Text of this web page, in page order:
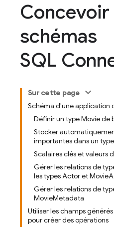
Concevoir
schémas
SQL
Sur cette page
Schéma d'une application
Définir un type Movie de
Stocker
importantes dans un
Scalaires clés et valeurs
Gérer les relations de
les types Actor et
Gérer les relations de
MovieMetadata
Utiliser les champs
pour créer des opérations